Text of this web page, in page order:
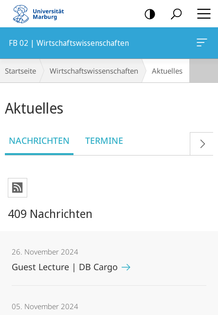
Mobile-
Navigation
FB 02 | Wirtschaftswissenschaften
Breadcrumb-
Navigation
Startseite Wirtschaftswissenschaften Aktuelles
Aktuelles
NACHRICHTEN TERMINE
409 Nachrichten
26. November 2024
Guest Lecture | DB Cargo
05. November 2024